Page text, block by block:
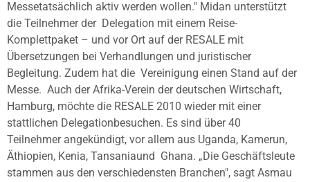
Messetatsächlich aktiv werden wollen." Midan unterstützt
die Teilnehmer der Delegation mit einem Reise-
Komplettpaket – und vor Ort auf der RESALE mit
Übersetzungen bei Verhandlungen und juristischer
Begleitung. Zudem hat die Vereinigung einen Stand auf der
Messe. Auch der Afrika-Verein der deutschen Wirtschaft,
Hamburg, möchte die RESALE 2010 wieder mit einer
stattlichen Delegationbesuchen. Es sind über 40
Teilnehmer angekündigt, vor allem aus Uganda, Kamerun,
Äthiopien, Kenia, Tansaniaund Ghana. „Die Geschäftsleute
stammen aus den verschiedensten Branchen", sagt Asmau